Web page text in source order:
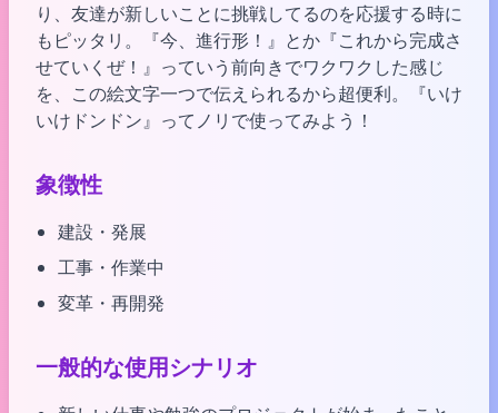
り、友達が新しいことに挑戦してるのを応援する時に
もピッタリ。『今、進行形！』とか『これから完成さ
せていくぜ！』っていう前向きでワクワクした感じ
を、この絵文字一つで伝えられるから超便利。『いけ
いけドンドン』ってノリで使ってみよう！
象徴性
建設・発展
工事・作業中
変革・再開発
一般的な使用シナリオ